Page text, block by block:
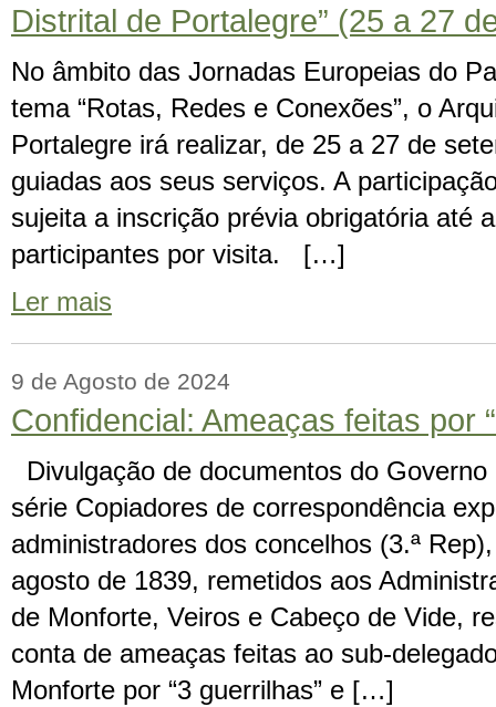
Distrital de Portalegre” (25 a 27
No âmbito das Jornadas Europeias do
tema “Rotas, Redes e Conexões”, o
Portalegre irá realizar, de 25 a 27 de
guiadas aos seus serviços. A
sujeita a inscrição prévia obrigatória até
participantes por visita. […]
Ler mais
9 de Agosto de 2024
Confidencial: Ameaças feitas por
Divulgação de documentos do
série Copiadores de correspondência
administradores dos concelhos (3.ª
agosto de 1839, remetidos aos
de Monforte, Veiros e Cabeço de Vide,
conta de ameaças feitas ao sub-
Monforte por “3 guerrilhas” e […]